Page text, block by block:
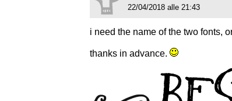
22/04/2018 alle 21:43
i need the name of the two fonts,
thanks in advance.